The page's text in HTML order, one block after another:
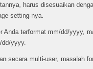
harus disesuaikan
setting-nya.
Anda terformat mm/dd/yyyy,
yyyy.
secara multi-user, masalah